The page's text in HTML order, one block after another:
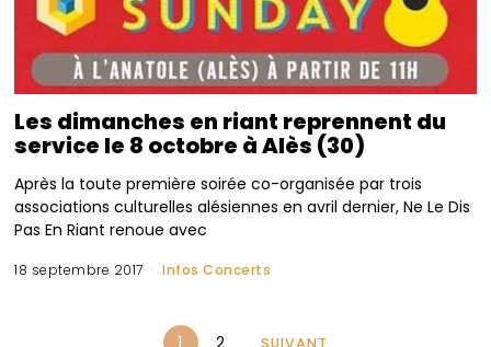
Les dimanches en riant reprennent du
service le 8 octobre à Alès (30)
Après la toute première soirée co-organisée par trois
associations culturelles alésiennes en avril dernier, Ne Le Dis
Pas En Riant renoue avec
18 septembre 2017 Infos Concerts
1 2 SUIVANT